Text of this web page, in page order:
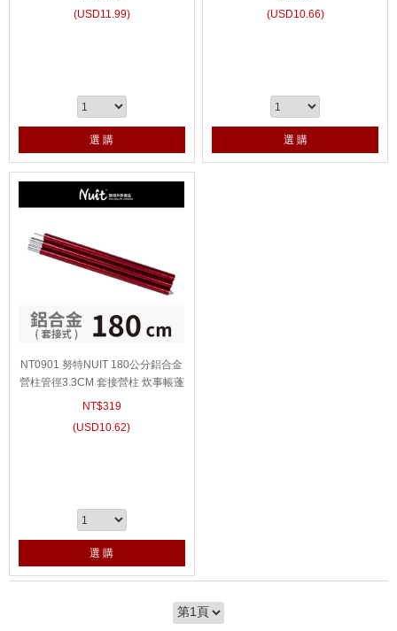
(USD11.99)
選 購
(USD10.66)
選 購
NT0901 努特NUIT 180公分鋁合金
營柱管徑3.3CM 套接營柱 炊事帳蓬
天幕帳篷 門廷柱 前廷柱
NT$319
(USD10.62)
選 購